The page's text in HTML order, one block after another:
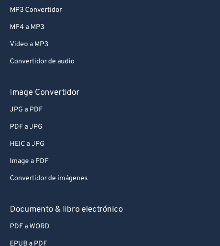
MP3 Convertidor
MP4 a MP3
Video a MP3
Convertidor de audio
Image Convertidor
JPG a PDF
PDF a JPG
HEIC a JPG
Image a PDF
Convertidor de imágenes
Documento & libro electrónico
PDF a WORD
EPUB a PDF